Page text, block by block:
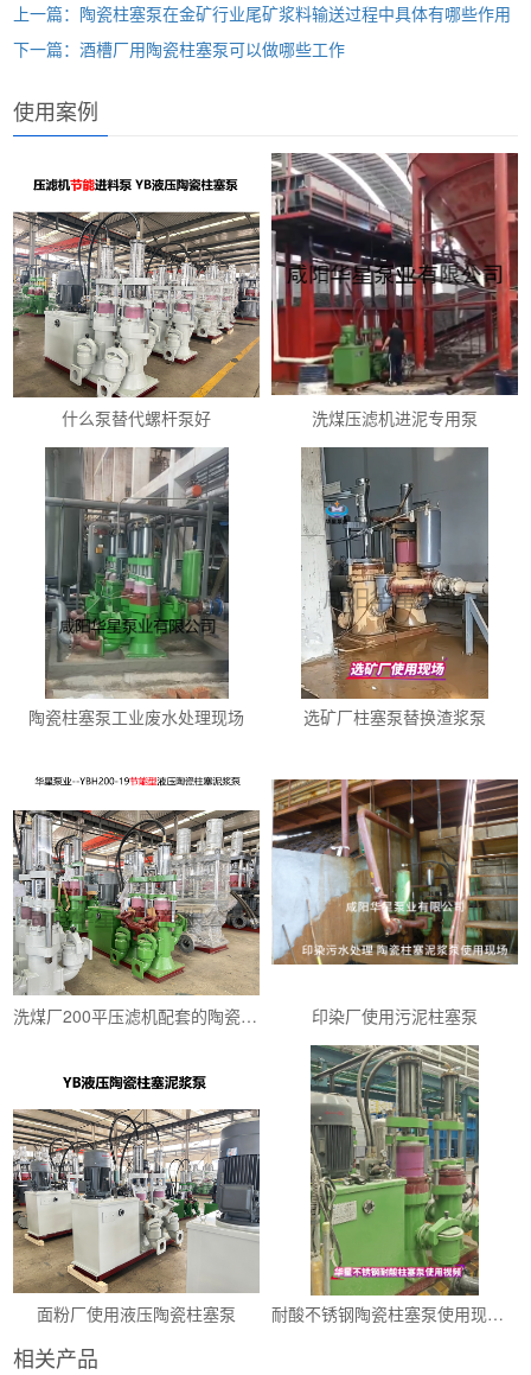
上一篇：陶瓷柱塞泵在金矿行业尾矿浆料输送过程中具体有哪些作用
下一篇：酒槽厂用陶瓷柱塞泵可以做哪些工作
使用案例
什么泵替代螺杆泵好 洗煤压滤机进泥专用泵
陶瓷柱塞泵工业废水处理现场 选矿厂柱塞泵替换渣浆泵
洗煤厂200平压滤机配套的陶瓷柱塞泵YBH200-19 印染厂使用污泥柱塞泵
面粉厂使用液压陶瓷柱塞泵 耐酸不锈钢陶瓷柱塞泵使用现场视频
相关产品